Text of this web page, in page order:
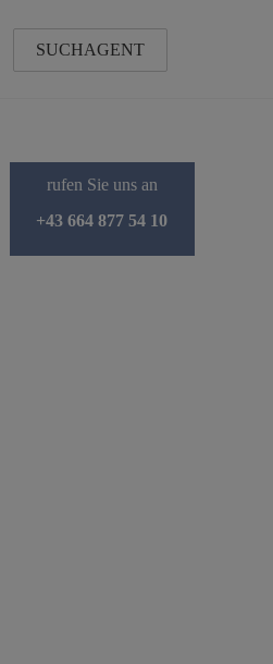
SUCHAGENT
rufen Sie uns an
+43 664 877 54 10